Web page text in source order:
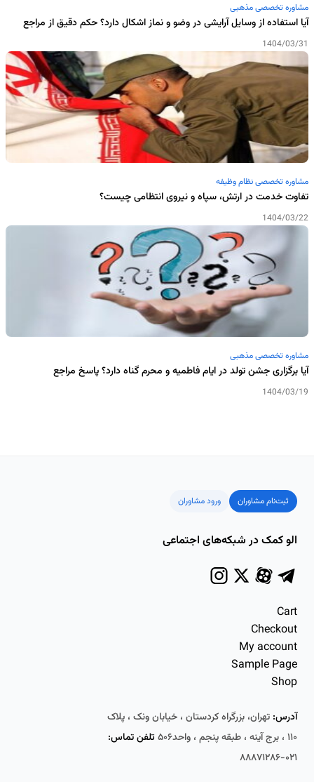
مشاوره تخصصی مذهبی
آیا استفاده از وسایل آرایشی در وضو و نماز اشکال دارد؟ حکم دقیق از مراجع
1404/03/31
مشاوره تخصصی نظام وظیفه
تفاوت خدمت در ارتش، سپاه و نیروی انتظامی چیست؟
1404/03/22
مشاوره تخصصی مذهبی
آیا برگزاری جشن تولد در ایام فاطمیه و محرم گناه دارد؟ پاسخ مراجع
1404/03/19
ثبت‌نام مشاوران ورود مشاوران
الو کمک در شبکه‌های اجتماعی
Cart
Checkout
My account
Sample Page
Shop
آدرس: تهران، بزرگراه کردستان ، خیابان ونک ، پلاک
۱۱۰ ، برج آینه ، طبقه پنجم ، واحد۵۰۶
تلفن تماس:
۰۲۱-۸۸۸۷۱۲۸۶